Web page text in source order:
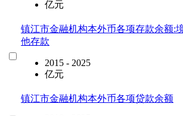
亿元
镇江市金融机构本外币各项存款余额:
他存款
2015 - 2025
亿元
镇江市金融机构本外币各项贷款余额